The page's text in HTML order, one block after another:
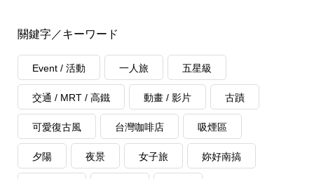
關鍵字／キーワード
Event / 活動 一人旅 五星級
交通 / MRT / 高鐵 動畫 / 影片 古蹟
可愛復古風 台灣咖啡店 吸煙區
夕陽 夜景 女子旅 妳好南搞